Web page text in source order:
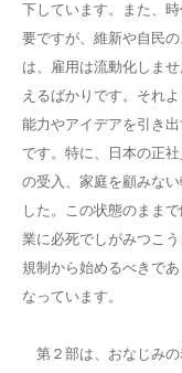
下しています。また、
要ですが、維新や自民
は、雇用は流動化しま
えるばかりです。それ
能力やアイデアを引き
です。特に、日本の正
の受入、家庭を顧みな
した。この状態のまま
業に必死でしがみつこ
規制から始めるべきで
なっています。
第２部は、おなじみの